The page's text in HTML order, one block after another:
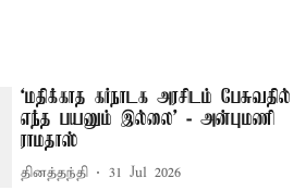
‘மதிக்காத கர்நாடக அரசிடம் பேசுவதில்
எந்த பயனும் இல்லை’ - அன்புமணி
ராமதாஸ்
தினத்தந்தி 31 Jul 2026